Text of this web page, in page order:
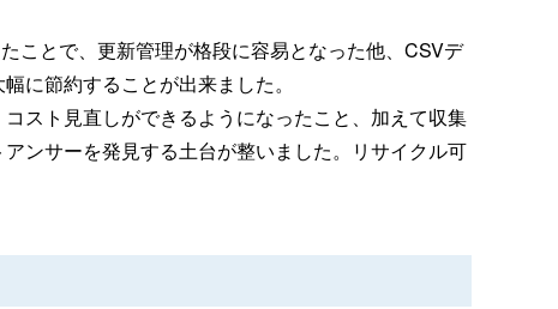
ことで、更新管理が格段に容易となった他、CSVデ
に節約することが出来ました。
スト見直しができるようになったこと、加えて収集
ンサーを発見する土台が整いました。リサイクル可